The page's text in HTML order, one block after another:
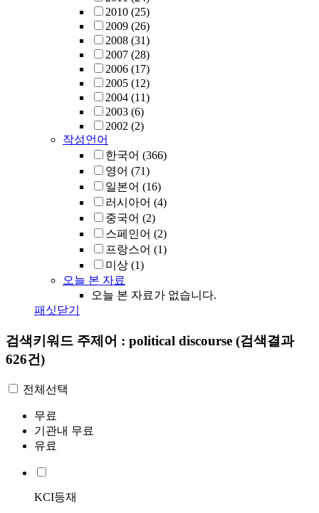
2010 (25)
2009 (26)
2008 (31)
2007 (28)
2006 (17)
2005 (12)
2004 (11)
2003 (6)
2002 (2)
작성언어
한국어 (366)
영어 (71)
일본어 (16)
러시아어 (4)
중국어 (2)
스페인어 (2)
프랑스어 (1)
미상 (1)
오늘 본 자료
오늘 본 자료가 없습니다.
패싯닫기
검색키워드 주제어 : political discourse (검색결과
626건)
전체선택
무료
기관내 무료
유료
KCI등재